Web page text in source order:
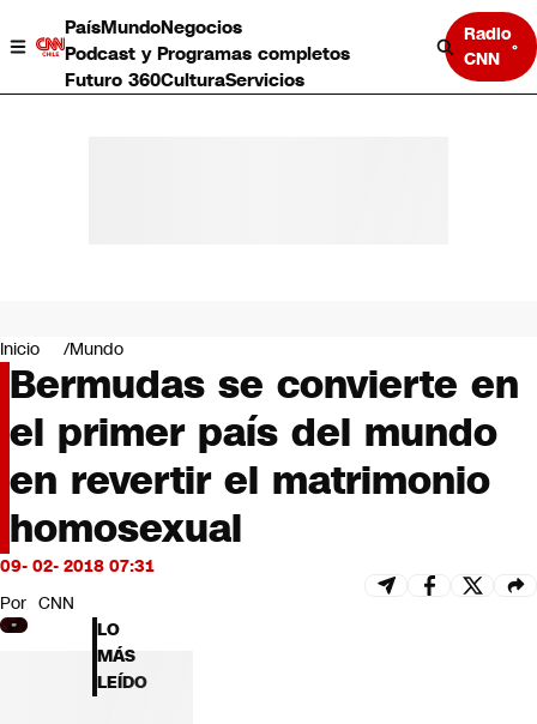
PaísMundoNegocios
Podcast y Programas completos
Futuro 360CulturaServicios
Radio
CNN
Negocios
Deportes
Programas completos
Cultura
Servicios
Bits
CNN tiempo
Futuro 360
Inicio Mundo
Bermudas se convierte en
el primer país del mundo
en revertir el matrimonio
homosexual
09- 02- 2018 07:31
Por CNN
LO
MÁS
LEÍDO